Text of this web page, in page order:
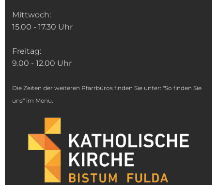
Mittwoch:
15.00 - 17.30 Uhr
Freitag:
9.00 - 12.00 Uhr
Die Zeiten der weiteren Pfarrbüros finden Sie unter: "So finden Sie
uns" im Menu.